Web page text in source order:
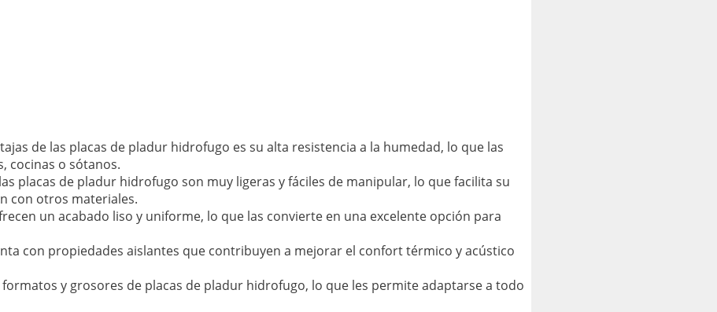
de las placas de pladur hidrofugo es su alta resistencia a la humedad, lo que las
cocinas o sótanos.
placas de pladur hidrofugo son muy ligeras y fáciles de manipular, lo que facilita su
con otros materiales.
un acabado liso y uniforme, lo que las convierte en una excelente opción para
con propiedades aislantes que contribuyen a mejorar el confort térmico y acústico
y grosores de placas de pladur hidrofugo, lo que les permite adaptarse a todo